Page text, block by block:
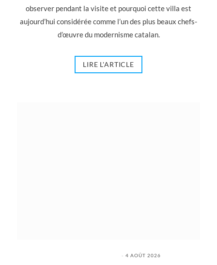
observer pendant la visite et pourquoi cette villa est
aujourd’hui considérée comme l’un des plus beaux chefs-
d’œuvre du modernisme catalan.
LIRE L'ARTICLE
4 AOÛT 2026